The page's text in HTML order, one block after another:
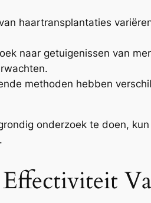
haartransplantaties
naar getuigenissen van
methoden hebben
onderzoek te doen,